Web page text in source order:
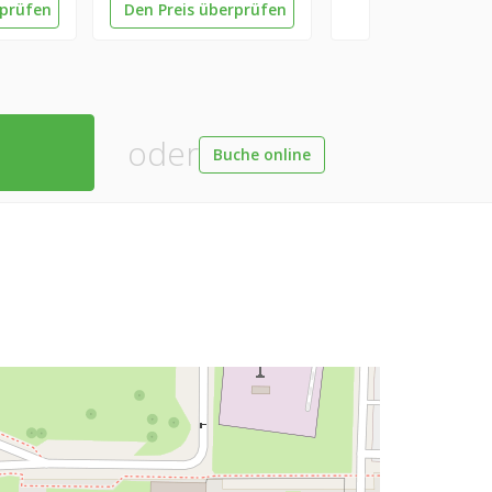
Den Preis überprüfen
oder Buche online